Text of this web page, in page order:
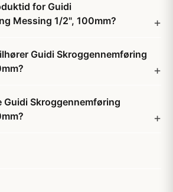
for Guidi
Messing 1/2", 100mm?
Guidi Skroggennemføring
Guidi Skroggennemføring